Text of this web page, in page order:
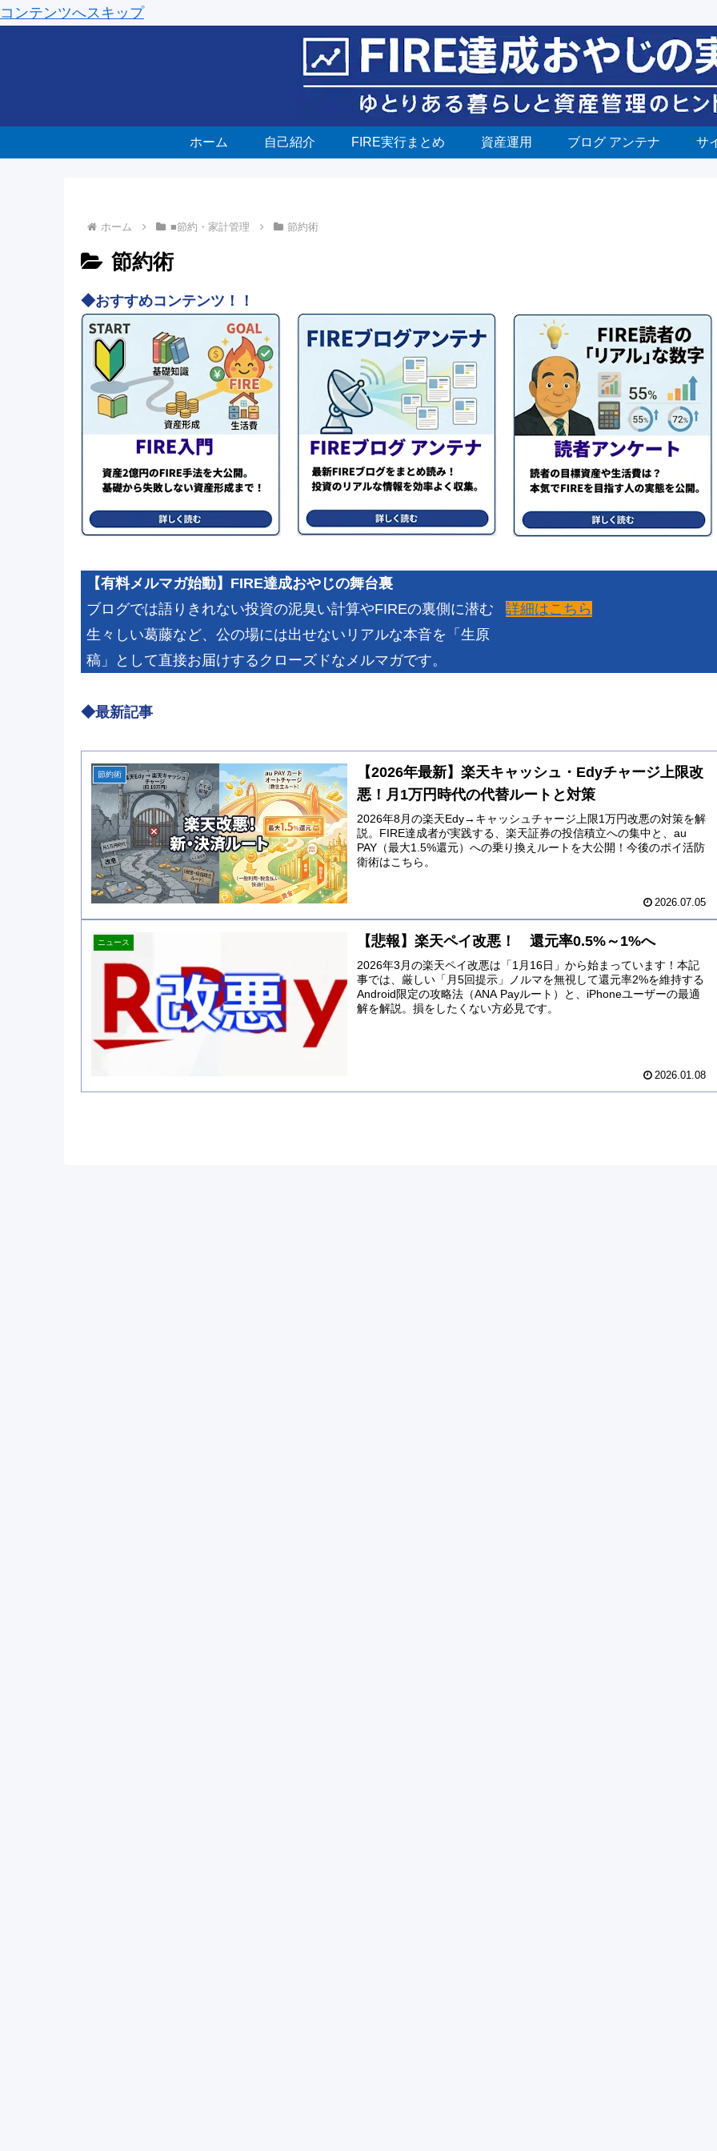
コンテンツへスキップ
ホーム 自己紹介 FIRE実行まとめ 資産運用 ブログ アンテナ サ
ホーム ■節約・家計管理 節約術
節約術
◆おすすめコンテンツ！！
【有料メルマガ始動】FIRE達成おやじの舞台裏
ブログでは語りきれない投資の泥臭い計算やFIREの裏側に潜む
生々しい葛藤など、公の場には出せないリアルな本音を「生原
稿」として直接お届けするクローズドなメルマガです。
詳細はこちら
◆最新記事
節約術
【2026年最新】楽天キャッシュ・Edyチャージ上限改
悪！月1万円時代の代替ルートと対策
2026年8月の楽天Edy→キャッシュチャージ上限1万円改悪の対策を解
説。FIRE達成者が実践する、楽天証券の投信積立への集中と、au
PAY（最大1.5%還元）への乗り換えルートを大公開！今後のポイ活防
衛術はこちら。
2026.07.05
ニュース 【悲報】楽天ペイ改悪！ 還元率0.5%～1%へ
2026年3月の楽天ペイ改悪は「1月16日」から始まっています！本記
事では、厳しい「月5回提示」ノルマを無視して還元率2%を維持する
Android限定の攻略法（ANA Payルート）と、iPhoneユーザーの最適
解を解説。損をしたくない方必見です。
2026.01.08